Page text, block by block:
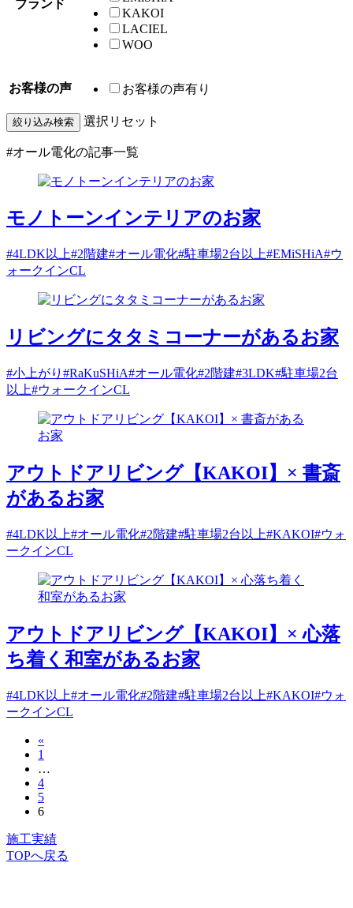
ブランド
KAKOI
LACIEL
WOO
お客様の声 お客様の声有り
絞り込み検索 選択リセット
#オール電化の記事一覧
モノトーンインテリアのお家
#4LDK以上#2階建#オール電化#駐車場2台以上#EMiSHiA#ウ
ォークインCL
リビングにタタミコーナーがあるお家
#小上がり #RaKuSHiA#オール電化#2階建#3LDK#駐車場2台
以上#ウォークインCL
アウトドアリビング【KAKOI】× 書斎
があるお家
#4LDK以上#オール電化#2階建#駐車場2台以上#KAKOI#ウォ
ークインCL
アウトドアリビング【KAKOI】× 心落
ち着く和室があるお家
#4LDK以上#オール電化#2階建#駐車場2台以上#KAKOI#ウォ
ークインCL
ー
«
1
…
4
5
6
施工実績
TOPへ戻る